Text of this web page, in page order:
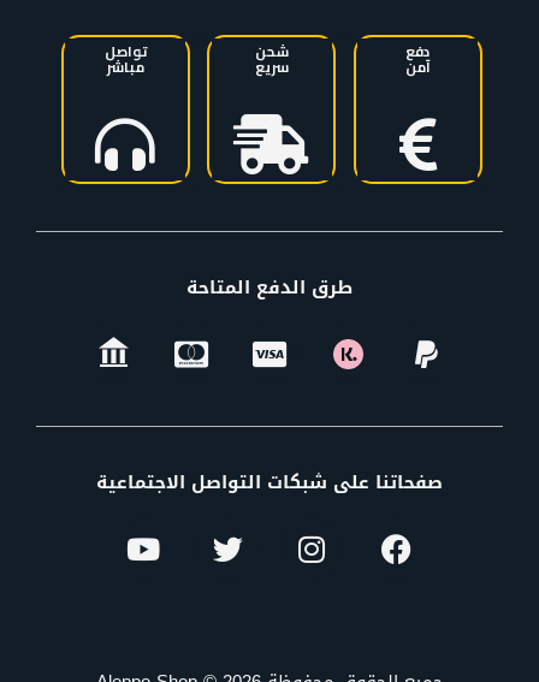
دفع
آمن
شحن
سريع
تواصل
مباشر
طرق الدفع المتاحة
صفحاتنا على شبكات التواصل الاجتماعية